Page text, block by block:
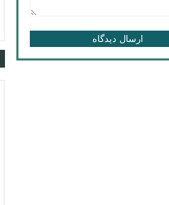
ارسال دیدگاه